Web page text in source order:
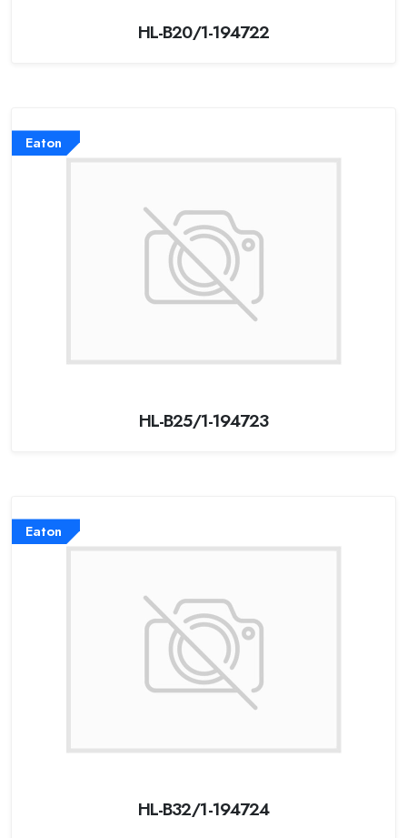
HL-B20/1-194722
Eaton
HL-B25/1-194723
Eaton
HL-B32/1-194724